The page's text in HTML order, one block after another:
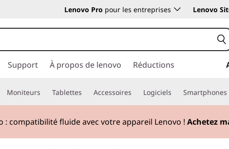
Lenovo Pro pour les entreprises Lenovo
Support À propos de lenovo Réductions
Moniteurs Tablettes Accessoires Logiciels Smartphones
: compatibilité fluide avec votre appareil Lenovo ! Achetez